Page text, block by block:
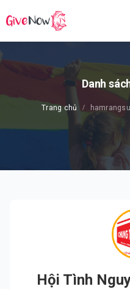
Danh
Trang chủ
Hội Tình